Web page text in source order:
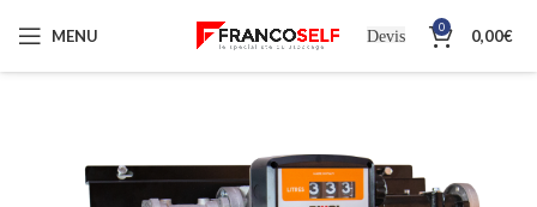
MENU Devis 0 0,00€